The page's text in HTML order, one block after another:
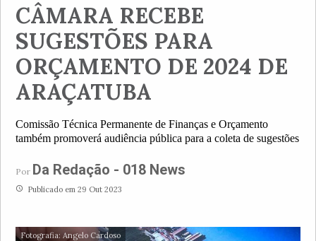
CÂMARA RECEBE
SUGESTÕES PARA
ORÇAMENTO DE 2024 DE
ARAÇATUBA
Comissão Técnica Permanente de Finanças e Orçamento
também promoverá audiência pública para a coleta de sugestões
Por Da Redação - 018 News
access_time Publicado em 29 Out 2023
Fotografia: Angelo Cardoso